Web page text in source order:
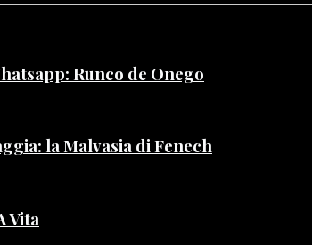
Runco de Onego
la Malvasia di Fenech
Vita